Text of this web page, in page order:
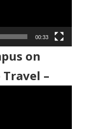
00:33
on
–